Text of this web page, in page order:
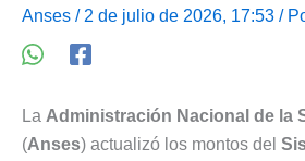
Anses / 2 de julio de 2026, 17:53 /
La Administración Nacional de la
(Anses) actualizó los montos del